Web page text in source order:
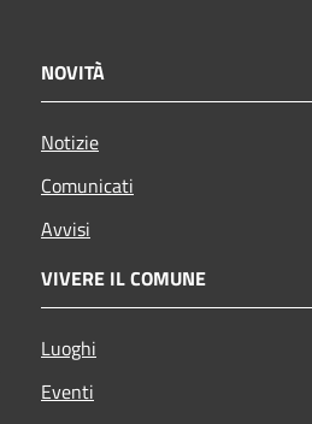
NOVITÀ
Notizie
Comunicati
Avvisi
VIVERE IL COMUNE
Luoghi
Eventi